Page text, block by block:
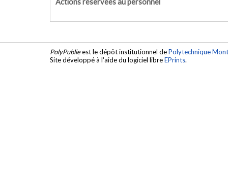
Actions réservées au personnel
PolyPublieest le dépôt institutionnel dePolytechnique
Site développé à l'aide du logiciel libreEPrints.